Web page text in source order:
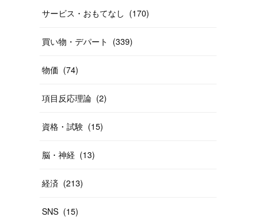
(40
サービス・おもてなし (170)
買い物・デパート (339)
物価 (74)
項目反応理論 (2)
資格・試験 (15)
脳・神経 (13)
経済 (213)
SNS (15)